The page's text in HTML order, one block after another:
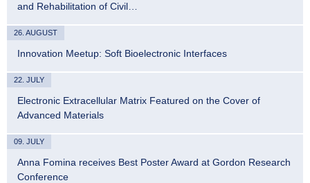
and Rehabilitation of Civil…
26. AUGUST
Innovation Meetup: Soft Bioelectronic Interfaces
22. JULY
Electronic Extracellular Matrix Featured on the Cover of
Advanced Materials
09. JULY
Anna Fomina receives Best Poster Award at Gordon Research
Conference